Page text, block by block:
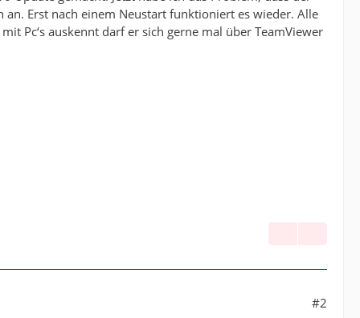
Erst nach einem Neustart funktioniert es wieder. Alle
Pc‘s auskennt darf er sich gerne mal über TeamViewer
#2